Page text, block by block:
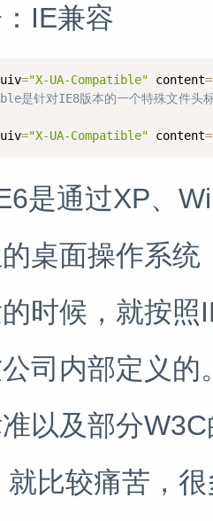
IE兼容
="X-UA-Compatible" content=
是针对IE8版本的一个特殊文件
="X-UA-Compatible" content=
通过XP、
桌面操作系
时候，就按
司内部定义
以及部分
就比较痛苦，